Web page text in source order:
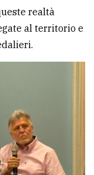
realtà
al territorio e